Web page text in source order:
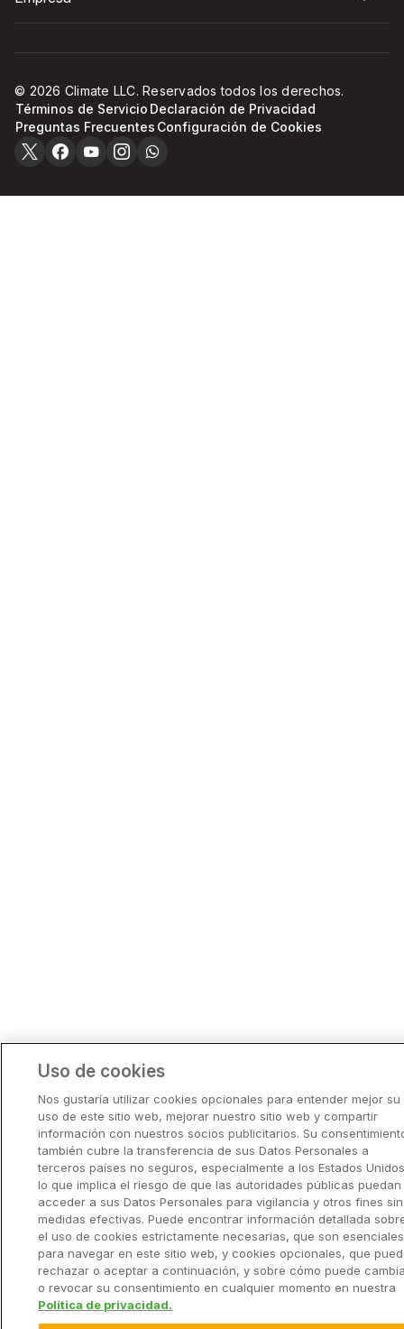
© 2026 Climate LLC. Reservados todos los derechos.
Términos de Servicio Declaración de Privacidad
Preguntas Frecuentes Configuración de Cookies
Uso de cookies
Nos gustaría utilizar cookies opcionales para entender mejor su
uso de este sitio web, mejorar nuestro sitio web y compartir
información con nuestros socios publicitarios. Su
también cubre la transferencia de sus Datos Personales a
terceros países no seguros, especialmente a los Estados
lo que implica el riesgo de que las autoridades públicas puedan
acceder a sus Datos Personales para vigilancia y otros fines sin
medidas efectivas. Puede encontrar información detallada
el uso de cookies estrictamente necesarias, que son esenciales
para navegar en este sitio web, y cookies opcionales, que
rechazar o aceptar a continuación, y sobre cómo puede
o revocar su consentimiento en cualquier momento en nuestra
Política de privacidad.